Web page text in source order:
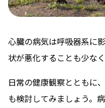
心臓の病気は呼吸器系に
状が悪化することも少な
日常の健康観察とともに
も検討してみましょう。